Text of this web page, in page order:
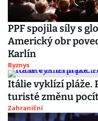
PPF spojila síly s
Americký obr
Karlín
Byznys
Itálie vyklízí pláže.
turisté změnu
Zahraniční